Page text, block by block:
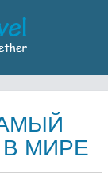
МИРЕ